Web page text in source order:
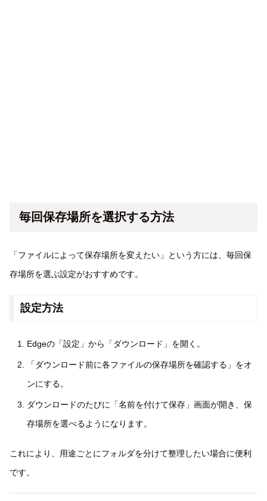
毎回保存場所を選択する方法
「ファイルによって保存場所を変えたい」という方には、毎回保
存場所を選ぶ設定がおすすめです。
設定方法
Edgeの「設定」から「ダウンロード」を開く。
「ダウンロード前に各ファイルの保存場所を確認する」をオ
ンにする。
ダウンロードのたびに「名前を付けて保存」画面が開き、保
存場所を選べるようになります。
これにより、用途ごとにフォルダを分けて整理したい場合に便利
です。